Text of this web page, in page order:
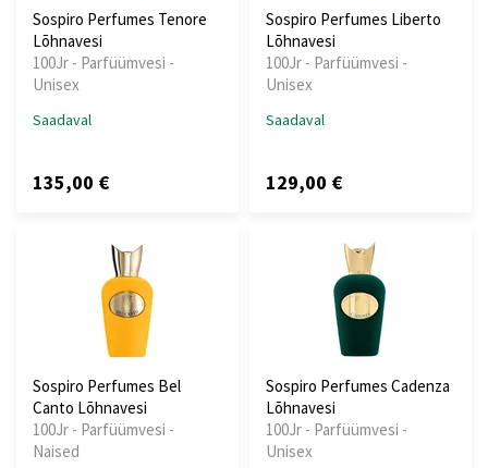
Sospiro Perfumes Tenore
Lõhnavesi
100Jr - Parfüümvesi -
Unisex
Saadaval
135,00 €
Sospiro Perfumes Liberto
Lõhnavesi
100Jr - Parfüümvesi -
Unisex
Saadaval
129,00 €
Sospiro Perfumes Bel
Canto Lõhnavesi
100Jr - Parfüümvesi -
Naised
Sospiro Perfumes Cadenza
Lõhnavesi
100Jr - Parfüümvesi -
Unisex